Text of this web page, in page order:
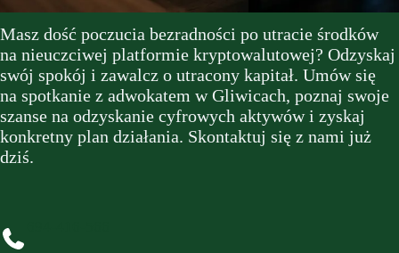
Masz dość poczucia bezradności po utracie środków
na nieuczciwej platformie kryptowalutowej? Odzyskaj
swój spokój i zawalcz o utracony kapitał. Umów się
na spotkanie z adwokatem w Gliwicach, poznaj swoje
szanse na odzyskanie cyfrowych aktywów i zyskaj
konkretny plan działania. Skontaktuj się z nami już
dziś.